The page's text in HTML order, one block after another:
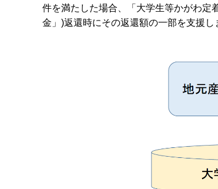
件を満たした場合、「大学生等かがわ定
金」)返還時にその返還額の一部を支援し